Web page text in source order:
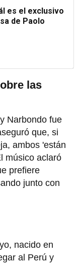
es el exclusivo
de Paolo
las
Narbondo fue
que, si
ambos 'están
músico aclaró
prefiere
junto con
nacido en
al Perú y